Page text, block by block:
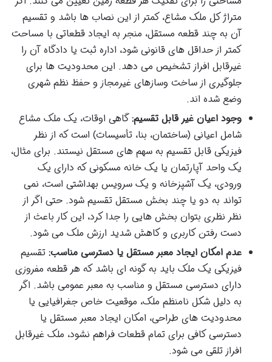
متراژ کل ملک مشاع، کمتر از این نصاب ها باشد و تقسیم
آن به چند قطعه مستقل، منجر به ایجاد قطعاتی با مساحت
کمتر از حداقل های قانونی شود، اداره ثبت یا دادگاه آن را
غیرقابل افراز تشخیص می دهد. این محدودیت ها برای
جلوگیری از ساخت وسازهای غیرمجاز و حفظ نظم شهری
وضع شده اند.
وجود اعیان غیر قابل تقسیم:گاهی اوقات، یک ملک مشاع
شامل اعیانی (ساختمان، بنا، تأسیسات) است که از نظر
فیزیکی قابل تقسیم به سهم های مستقل نیستند. برای مثال،
یک واحد آپارتمان یا یک خانه مسکونی که دارای یک
ورودی، یک آشپزخانه و یک سرویس بهداشتی است، نمی
تواند به دو یا چند بخش مستقل تقسیم شود. حتی اگر از
نظر نظری بتوان بخش هایی را جدا کرد، این کار باعث از
دست رفتن کاربری و کاهش شدید ارزش ملک می شود.
عدم امکان ایجاد معبر مستقل یا دسترسی مناسب: تقسیم
فیزیکی یک ملک باید به گونه ای باشد که هر قطعه مفروزی
دارای دسترسی مستقل و مناسب به معبر عمومی باشد. اگر
به دلیل شکل نامنظم ملک، موقعیت خاص جغرافیایی یا
محدودیت های طراحی، امکان ایجاد معبر مستقل یا
دسترسی کافی برای تمام قطعات فراهم نشود، ملک غیرقابل
افراز تلقی می شود.